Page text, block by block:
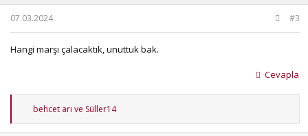
07.03.2024 #3
Hangi marşı çalacaktık, unuttuk bak.
Cevapla
T
p
behcet arı ve Süller14